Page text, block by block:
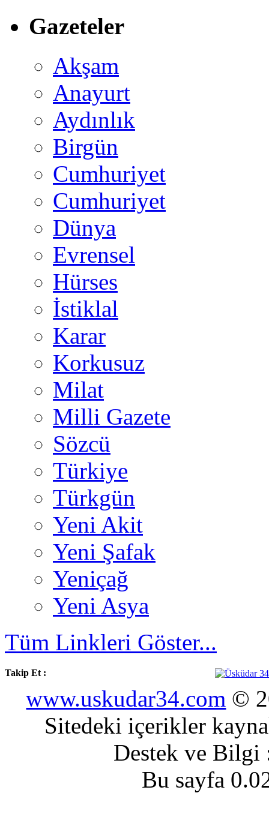
Gazeteler
Akşam
Anayurt
Aydınlık
Birgün
Cumhuriyet
Cumhuriyet
Dünya
Evrensel
Hürses
İstiklal
Karar
Korkusuz
Milat
Milli Gazete
Sözcü
Türkiye
Türkgün
Yeni Akit
Yeni Şafak
Yeniçağ
Yeni Asya
Tüm Linkleri Göster...
Takip Et :
www.uskudar34.com ©
Sitedeki içerikler
Destek ve
Bu sayfa